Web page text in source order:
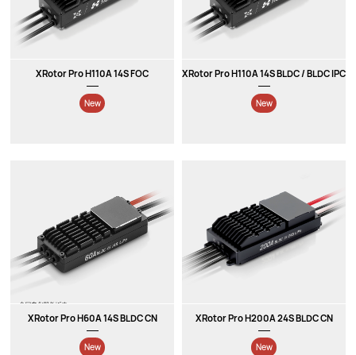
XRotor Pro H110A 14S FOC
New
XRotor Pro H110A 14S BLDC / BLDC IPC
New
XRotor Pro H60A 14S BLDC CN XRotor Pro H200A 24S BLDC CN